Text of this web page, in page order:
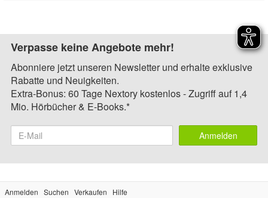
Verpasse keine Angebote mehr!
Abonniere jetzt unseren Newsletter und erhalte exklusive
Rabatte und Neuigkeiten.
Extra-Bonus: 60 Tage Nextory kostenlos - Zugriff auf 1,4
Mio. Hörbücher & E-Books.*
Anmelden
Anmelden Suchen Verkaufen
Hilfe